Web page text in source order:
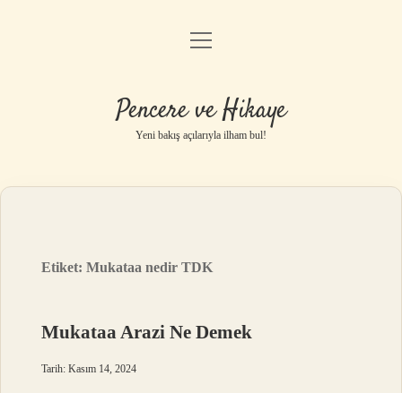
Anasayfa
Yasal Uyarı
menüyü
Pencere ve Hikaye
Yeni bakış açılarıyla ilham bul!
Etiket:Mukataa nedir TDK
Mukataa Arazi Ne Demek
Tarih: Kasım 14, 2024